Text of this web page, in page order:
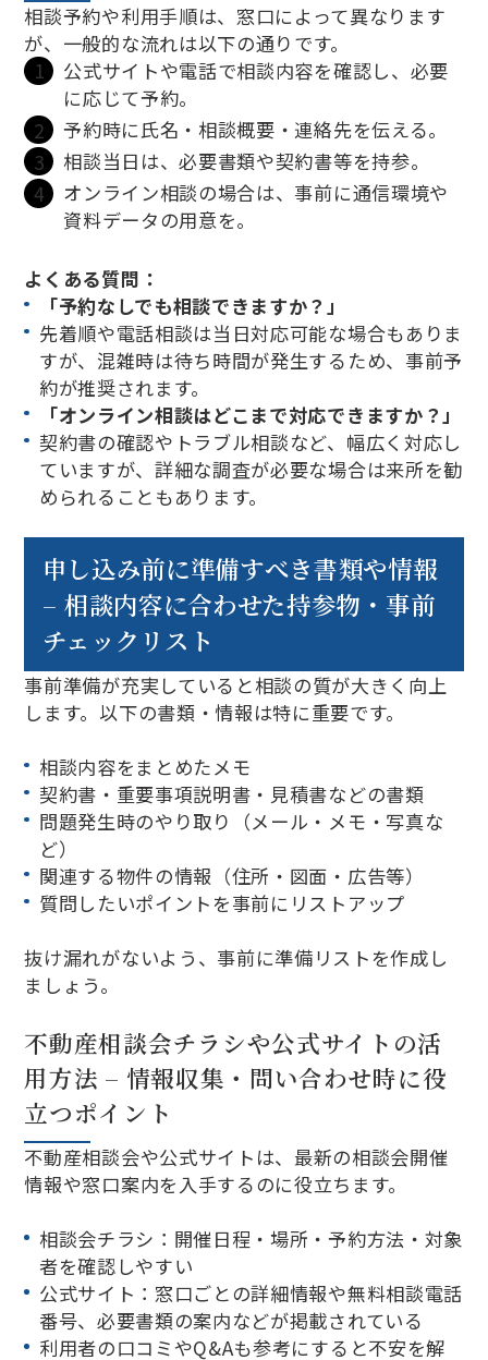
相談予約や利用手順は、窓口によって異なります
が、一般的な流れは以下の通りです。
公式サイトや電話で相談内容を確認し、必要
に応じて予約。
予約時に氏名・相談概要・連絡先を伝える。
相談当日は、必要書類や契約書等を持参。
オンライン相談の場合は、事前に通信環境や
資料データの用意を。
よくある質問：
「予約なしでも相談できますか？」
先着順や電話相談は当日対応可能な場合もありま
すが、混雑時は待ち時間が発生するため、事前予
約が推奨されます。
「オンライン相談はどこまで対応できますか？」
契約書の確認やトラブル相談など、幅広く対応し
ていますが、詳細な調査が必要な場合は来所を勧
められることもあります。
申し込み前に準備すべき書類や情報
– 相談内容に合わせた持参物・事前
チェックリスト
事前準備が充実していると相談の質が大きく向上
します。以下の書類・情報は特に重要です。
相談内容をまとめたメモ
契約書・重要事項説明書・見積書などの書類
問題発生時のやり取り（メール・メモ・写真な
ど）
関連する物件の情報（住所・図面・広告等）
質問したいポイントを事前にリストアップ
抜け漏れがないよう、事前に準備リストを作成し
ましょう。
不動産相談会チラシや公式サイトの活
用方法 – 情報収集・問い合わせ時に役
立つポイント
不動産相談会や公式サイトは、最新の相談会開催
情報や窓口案内を入手するのに役立ちます。
相談会チラシ：開催日程・場所・予約方法・対象
者を確認しやすい
公式サイト：窓口ごとの詳細情報や無料相談電話
番号、必要書類の案内などが掲載されている
利用者の口コミやQ&Aも参考にすると不安を解